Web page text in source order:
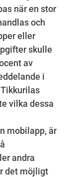
när en stor
och
eller
skulle
av
i
vilka dessa
mobilapp, är
andra
det möjligt